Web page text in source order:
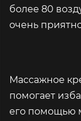
более 80
очень
Массажное
помогает
его помощью